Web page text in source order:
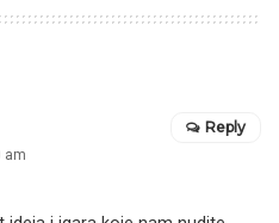
am
Reply